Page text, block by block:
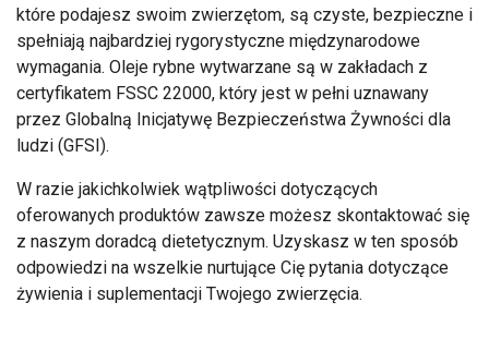
które podajesz swoim zwierzętom, są czyste, bezpieczne i
spełniają najbardziej rygorystyczne międzynarodowe
wymagania. Oleje rybne wytwarzane są w zakładach z
certyfikatem FSSC 22000, który jest w pełni uznawany
przez Globalną Inicjatywę Bezpieczeństwa Żywności dla
ludzi (GFSI).
W razie jakichkolwiek wątpliwości dotyczących
oferowanych produktów zawsze możesz skontaktować się
z naszym doradcą dietetycznym. Uzyskasz w ten sposób
odpowiedzi na wszelkie nurtujące Cię pytania dotyczące
żywienia i suplementacji Twojego zwierzęcia.